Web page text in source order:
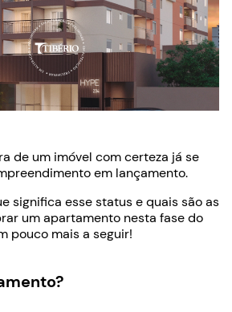
de um imóvel com certeza já se
em lançamento.
significa esse status e quais são as
um apartamento nesta fase do
pouco mais a seguir!